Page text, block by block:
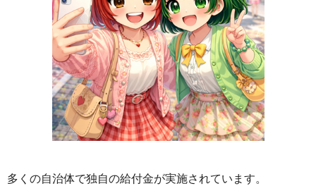
多くの自治体で独自の給付金が実施されています。